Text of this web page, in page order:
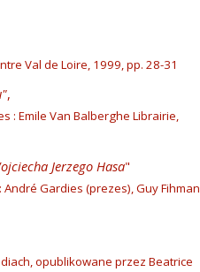
Val de Loire, 1999, pp. 28-31
,
: Emile Van Balberghe Librairie,
Jerzego Hasa"
Gardies (prezes), Guy Fihman
opublikowane przez Beatrice